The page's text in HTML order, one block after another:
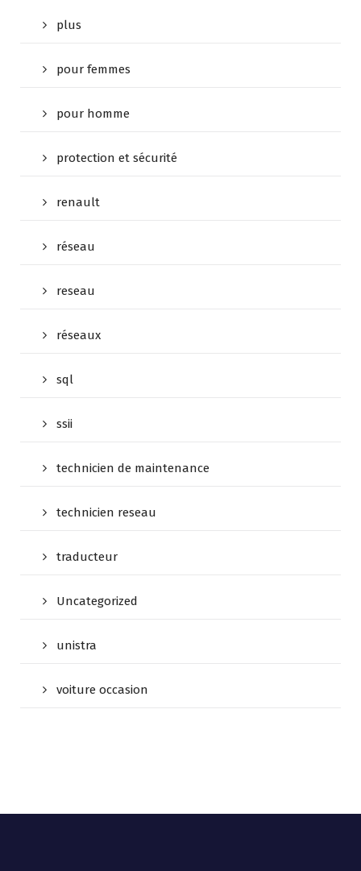
plus
pour femmes
pour homme
protection et sécurité
renault
réseau
reseau
réseaux
sql
ssii
technicien de maintenance
technicien reseau
traducteur
Uncategorized
unistra
voiture occasion